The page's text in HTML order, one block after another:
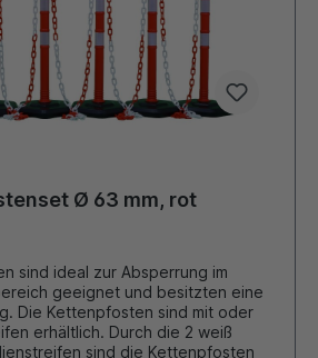
Ø 63 mm, rot
sind ideal zur Absperrung im
geeignet und besitzten eine
Durch die 2 weiß
sind die Kettenpfosten